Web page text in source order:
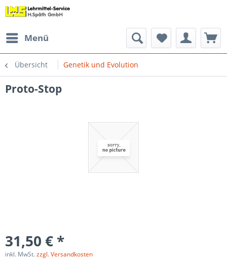
Menü
Übersicht Genetik und Evolution
Proto-Stop
31,50 € *
inkl. MwSt.zzgl. Versandkosten